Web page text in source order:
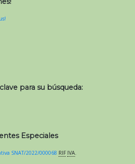
para su búsqueda:
Especiales
SNAT/2022/000068 RIF IVA